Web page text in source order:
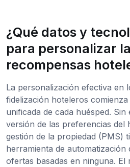
¿Qué datos y
para personalizar
recompensas
La personalización efectiva en
fidelización hoteleros
unificada de cada huésped. Sin
versión de las preferencias del
gestión de la propiedad (PMS)
herramienta de automatización
ofertas basadas en ninguna. El